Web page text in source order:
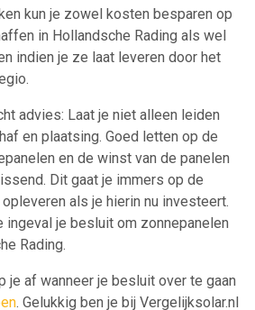
kun je zowel kosten besparen op
in Hollandsche Rading als wel
indien je ze laat leveren door het
advies: Laat je niet alleen leiden
en plaatsing. Goed letten op de
en de winst van de panelen
Dit gaat je immers op de
als je hierin nu investeert.
ingeval je besluit om zonnepanelen
Rading.
je af wanneer je besluit over te gaan
. Gelukkig ben je bij Vergelijksolar.nl